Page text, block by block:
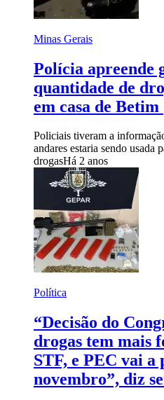
Minas Gerais
Polícia apreende
quantidade de
em casa de Betim
Policiais tiveram a
andares estaria sendo usada
drogasHá 2 anos
Política
“Decisão do
drogas tem mais
STF, e PEC vai a
novembro”, diz